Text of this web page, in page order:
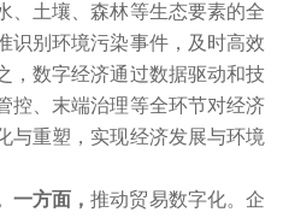
、土壤、森林等生态要素的全
识别环境污染事件，及时高效
，数字经济通过数据驱动和技
控、末端治理等全环节对经济
与重塑，实现经济发展与环境
一方面，推动贸易数字化。企